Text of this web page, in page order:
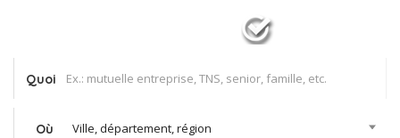
Quoi
Où Ville, département, région